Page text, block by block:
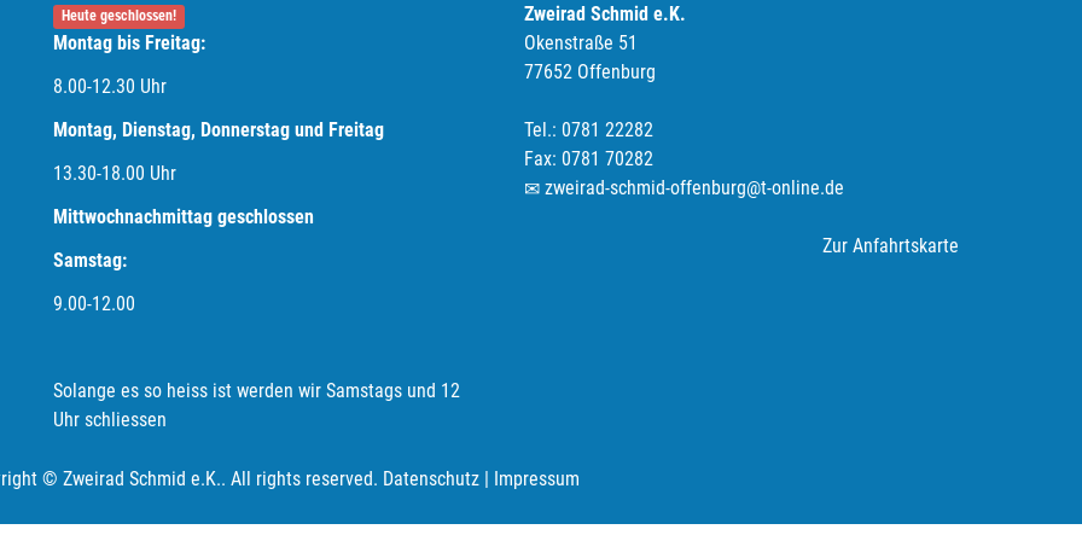
Heute geschlossen!
Montag bis Freitag:
8.00-12.30 Uhr
Montag, Dienstag, Donnerstag und Freitag
13.30-18.00 Uhr
Mittwochnachmittag geschlossen
Samstag:
9.00-12.00
Solange es so heiss ist werden wir Samstags und 12
Uhr schliessen
Zweirad Schmid e.K.
Okenstraße 51
77652 Offenburg
Tel.: 0781 22282
Fax: 0781 70282
zweirad-schmid-offenburg@t-online.de
Zur Anfahrtskarte
© Zweirad Schmid e.K.. All rights reserved. Datenschutz| Impressum